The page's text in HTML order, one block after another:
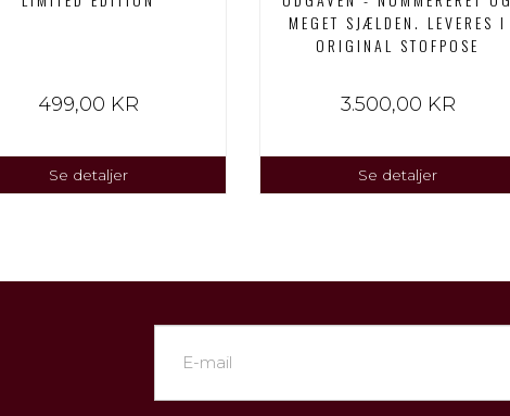
499,00 KR
Se detaljer
MEGET SJÆLDEN. LEVERES I
ORIGINAL STOFPOSE
3.500,00 KR
Se detaljer